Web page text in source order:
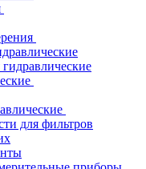
для фильтров